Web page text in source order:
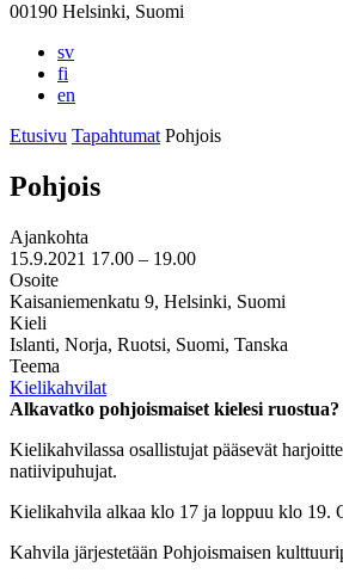
00190 Helsinki, Suomi
sv
fi
en
Etusivu Tapahtumat Pohjois
Pohjois
Ajankohta
15.9.2021 17.00 – 19.00
Osoite
Kaisaniemenkatu 9, Helsinki, Suomi
Kieli
Islanti, Norja, Ruotsi, Suomi, Tanska
Teema
Kielikahvilat
Alkavatko pohjoismaiset kielesi
Kielikahvilassa osallistujat pääsevät
natiivipuhujat.
Kielikahvila alkaa klo 17 ja loppuu klo 19.
Kahvila järjestetään Pohjoismaisen